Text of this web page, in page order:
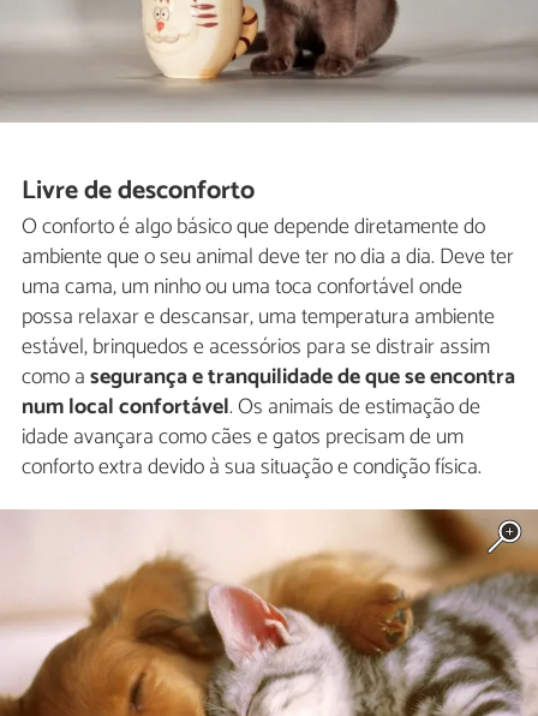
Livre de desconforto
O conforto é algo básico que depende diretamente do
ambiente que o seu animal deve ter no dia a dia. Deve ter
uma cama, um ninho ou uma toca confortável onde
possa relaxar e descansar, uma temperatura ambiente
estável, brinquedos e acessórios para se distrair assim
como asegurança e tranquilidade de que se encontra
num local confortável. Os animais de estimação de
idade avançara como cães e gatos precisam de um
conforto extra devido à sua situação e condição física.